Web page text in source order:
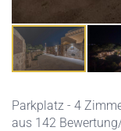
Parkplatz - 4
aus 142